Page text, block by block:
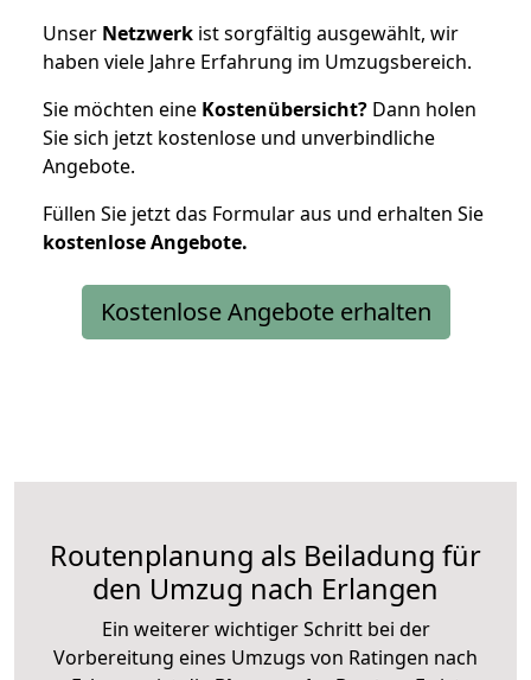
Unser Netzwerk ist sorgfältig ausgewählt, wir
haben viele Jahre Erfahrung im Umzugsbereich.
Sie möchten eine Kostenübersicht? Dann holen
Sie sich jetzt kostenlose und unverbindliche
Angebote.
Füllen Sie jetzt das Formular aus und erhalten Sie
kostenloseAngebote.
Kostenlose Angebote erhalten
Routenplanung als Beiladung für
den Umzug nach Erlangen
Ein weiterer wichtiger Schritt bei der
Vorbereitung eines Umzugs von Ratingen nach